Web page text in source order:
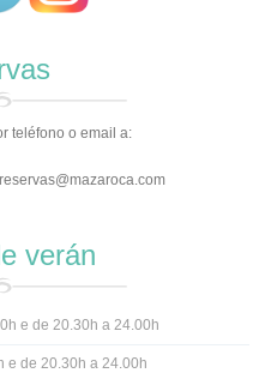
teléfono o email a:
verán
e de 20.30h a 24.00h
e de 20.30h a 24.00h